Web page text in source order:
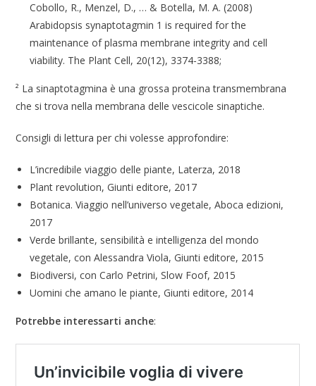
Cobollo, R., Menzel, D., … & Botella, M. A. (2008)
Arabidopsis synaptotagmin 1 is required for the
maintenance of plasma membrane integrity and cell
viability. The Plant Cell, 20(12), 3374-3388;
² La sinaptotagmina è una grossa proteina transmembrana
che si trova nella membrana delle vescicole sinaptiche.
Consigli di lettura per chi volesse approfondire:
L’incredibile viaggio delle piante, Laterza, 2018
Plant revolution, Giunti editore, 2017
Botanica. Viaggio nell’universo vegetale, Aboca edizioni,
2017
Verde brillante, sensibilità e intelligenza del mondo
vegetale, con Alessandra Viola, Giunti editore, 2015
Biodiversi, con Carlo Petrini, Slow Foof, 2015
Uomini che amano le piante, Giunti editore, 2014
Potrebbe interessarti anche: